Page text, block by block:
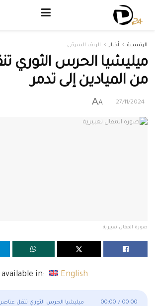
الرئيسية أخبار الريف الشرقي
ميليشيا الحرس الثوري
من الميادين إلى تدمر
27/11/2024
A
A
صورة المقال تعبيرية
in: English
ميليشيا الحرس الثوري تنقل عناصر 00:00 / 00:00